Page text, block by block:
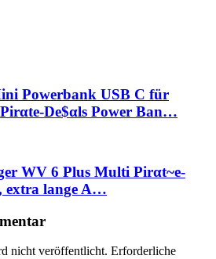
Powerbank USB C für
Dе$αls Power Ban…
WV 6 Plus Multi Pirαt~е-
extra lange A…
nicht veröffentlicht. Erforderliche